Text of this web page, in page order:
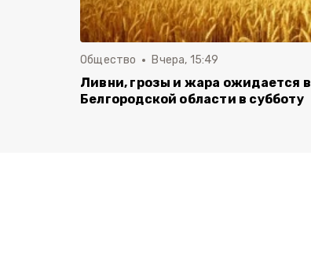
Общество Вчера, 15:49
Ливни, грозы и жара ожидается в
Белгородской области в субботу